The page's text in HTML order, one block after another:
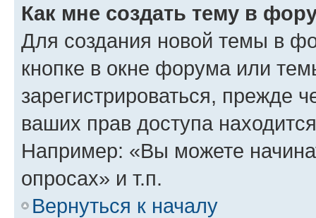
Как мне создать тему в
Для создания новой темы в
кнопке в окне форума или
зарегистрироваться, прежде
ваших прав доступа
Например: «Вы можете
опросах» и т.п.
Вернуться к началу